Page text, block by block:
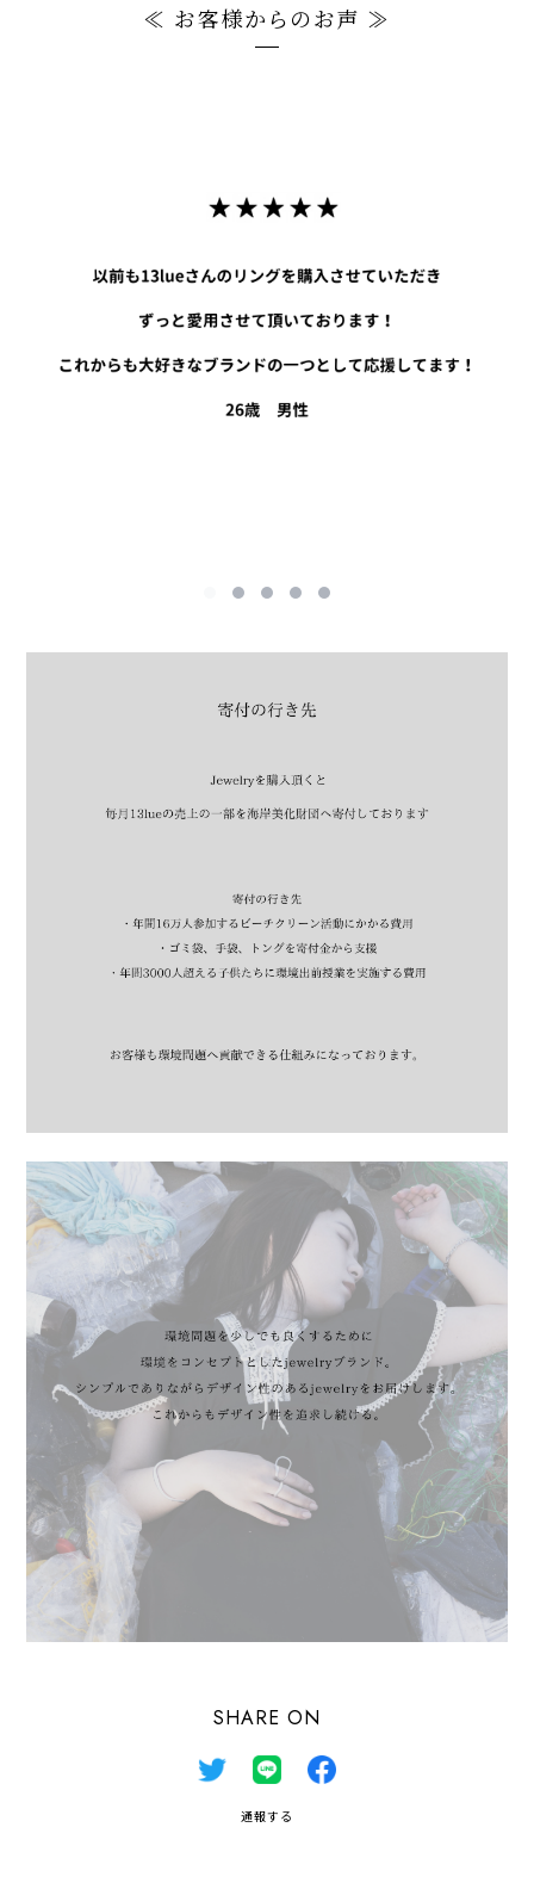
≪ お客様からのお声 ≫
SHARE ON
通報する